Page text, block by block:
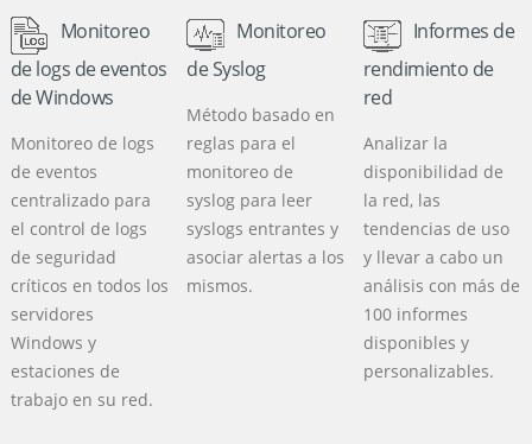
Monitoreo
de logs de eventos
de Windows
Monitoreo de logs
de eventos
centralizado para
el control de logs
de seguridad
críticos en todos los
servidores
Windows y
estaciones de
trabajo en su red.
Monitoreo
de Syslog
Método basado en
reglas para el
monitoreo de
syslog para leer
syslogs entrantes y
asociar alertas a los
mismos.
Informes de
rendimiento de
red
Analizar la
disponibilidad de
la red, las
tendencias de uso
y llevar a cabo un
análisis con más de
100 informes
disponibles y
personalizables.